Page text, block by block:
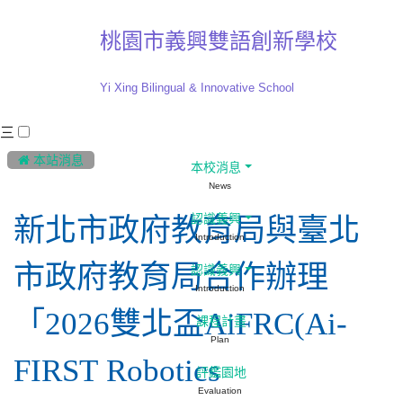
:::
 本站消息
新北市政府教育局與臺北
市政府教育局合作辦理
「2026雙北盃AiFRC(Ai-
FIRST Robotics
桃園市義興雙語創新學校
Yi Xing Bilingual & Innovative School
三
本校消息
News
認識義興
Introduction
認識義興
Introduction
課程計畫
Plan
評鑑園地
Evaluation